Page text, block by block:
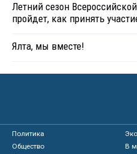
Летний сезон
пройдет, как принять
Ялта, мы вместе!
Политика
Общество
В